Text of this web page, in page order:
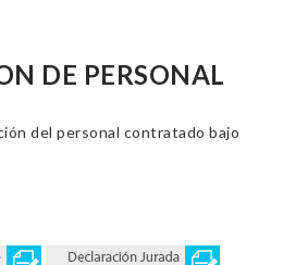
DE PERSONAL
del personal contratado bajo